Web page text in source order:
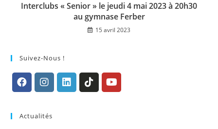
Interclubs « Senior » le jeudi 4 mai 2023 à 20h30
au gymnase Ferber
15 avril 2023
Suivez-Nous !
un
Actualités